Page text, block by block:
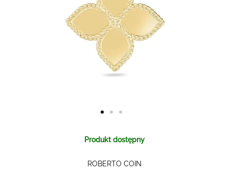
Produkt dostępny
ROBERTO COIN